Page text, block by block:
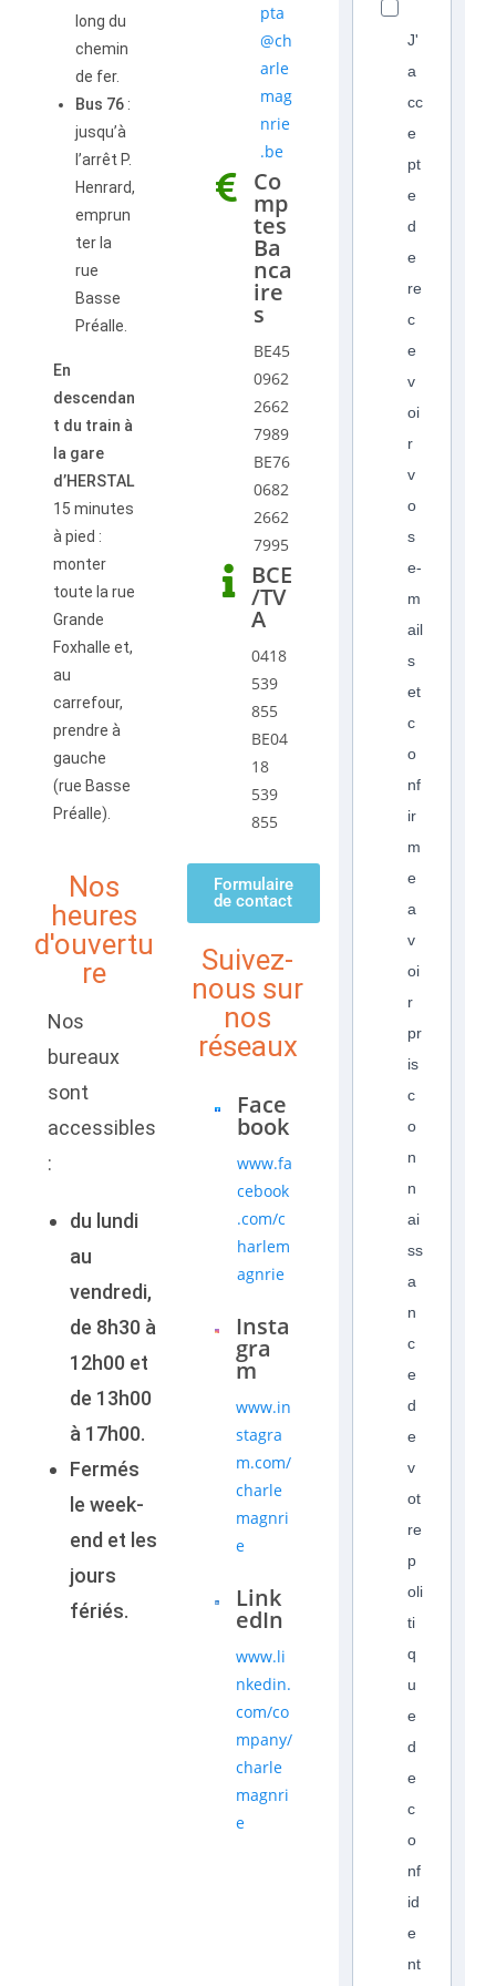
long du
chemin
de fer.
Bus 76:
jusqu’à
l’arrêt P.
Henrard,
emprun
ter la
rue
Basse
Préalle.
En
descendan
t du train à
la gare
d’HERSTAL
15 minutes
à pied :
monter
toute la rue
Grande
Foxhalle et,
au
carrefour,
prendre à
gauche
(rue Basse
Préalle).
Nos
heures
d'ouvertu
re
Nos
bureaux
sont
accessibles
:
du lundi
au
vendredi,
de 8h30 à
12h00 et
de 13h00
à 17h00.
Fermés
le week-
end et les
jours
fériés.
pta
@ch
arle
mag
nrie
.be
Co
mp
tes
Ba
nca
ire
s
BE45
0962
2662
7989
BE76
0682
2662
7995
BCE
/TV
A
0418
539
855
BE04
18
539
855
Formulaire
de contact
Suivez-
nous sur
nos
réseaux
Face
book
www.fa
cebook
.com/c
harlem
agnrie
Insta
gra
m
www.in
stagra
m.com/
charle
magnri
e
Link
edIn
www.li
nkedin.
com/co
mpany/
charle
magnri
e
J'
a
cc
e
pt
e
d
e
re
c
e
v
oi
r
v
o
s
e-
m
ail
s
et
c
o
nf
ir
m
e
a
v
oi
r
pr
is
c
o
n
n
ai
ss
a
n
c
e
d
e
v
ot
re
p
oli
ti
q
u
e
d
e
c
o
nf
id
e
nt